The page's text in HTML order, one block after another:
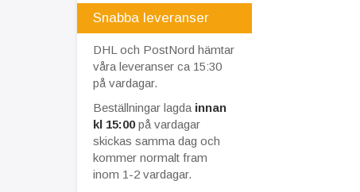
Snabba leveranser
DHL och PostNord hämtar
våra leveranser ca 15:30
på vardagar.
Beställningar lagda innan
kl 15:00på vardagar
skickas samma dag och
kommer normalt fram
inom 1-2 vardagar.